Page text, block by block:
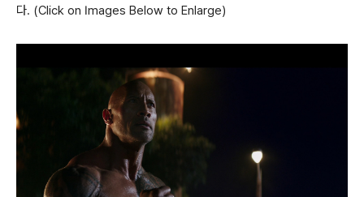
다. (Click on Images Below to Enlarge)